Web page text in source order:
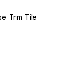
Trim Tile